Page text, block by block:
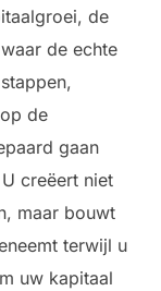
de
de echte
de
gaan
creëert niet
maar bouwt
terwijl u
uw kapitaal